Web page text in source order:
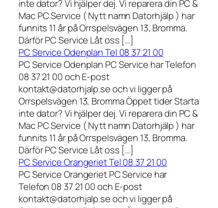
inte dator? Vi hjälper dej. Vi reparera din PC &
Mac PC Service ( Nytt namn Datorhjälp ) har
funnits 11 år på Orrspelsvägen 13, Bromma.
Därför PC Service Låt oss […]
PC Service Odenplan Tel 08 37 21 00
PC Service Odenplan PC Service har Telefon
08 37 21 00 och E-post
kontakt@datorhjalp.se och vi ligger på
Orrspelsvägen 13, Bromma Öppet tider Starta
inte dator? Vi hjälper dej. Vi reparera din PC &
Mac PC Service ( Nytt namn Datorhjälp ) har
funnits 11 år på Orrspelsvägen 13, Bromma.
Därför PC Service Låt oss […]
PC Service Orangeriet Tel 08 37 21 00
PC Service Orangeriet PC Service har
Telefon 08 37 21 00 och E-post
kontakt@datorhjalp.se och vi ligger på